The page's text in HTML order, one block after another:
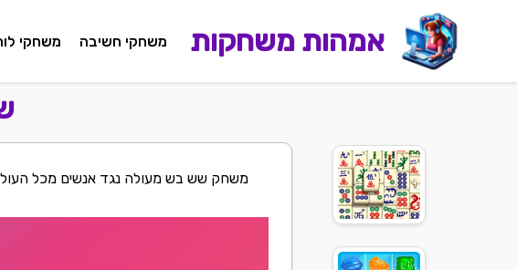
אמהות משחקות משחקי חשיבה משחקי
משחק שש בש מעולה נגד אנשים מכל